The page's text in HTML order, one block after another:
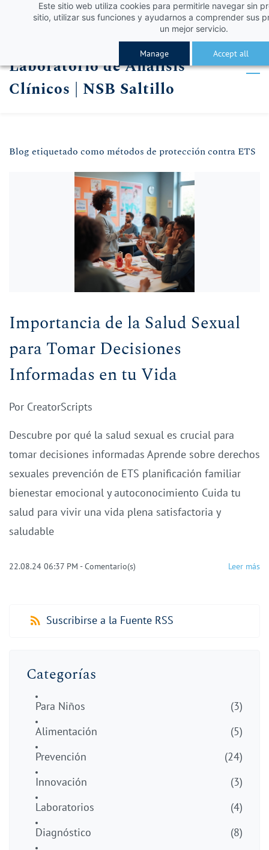
Este sitio web utiliza cookies para permitirle navegar sin
sitio, utilizar sus funciones y ayudarnos a comprender sus
un mejor servicio.
Manage Accept all
content
Iniciar sesión
Registro
Laboratorio de Análisis
Clínicos | NSB Saltillo
Blog etiquetado como métodos de protección contra ETS
Importancia de la Salud Sexual
para Tomar Decisiones
Informadas en tu Vida
Por CreatorScripts
Descubre por qué la salud sexual es crucial para
tomar decisiones informadas Aprende sobre derechos
sexuales prevención de ETS planificación familiar
bienestar emocional y autoconocimiento Cuida tu
salud para vivir una vida plena satisfactoria y
saludable
22.08.24 06:37 PM -Comentario(s) Leer más
Suscribirse a la Fuente RSS
Categorías
Para Niños
(3)
Alimentación
(5)
Prevención
(24)
Innovación
(3)
Laboratorios
(4)
Diagnóstico
(8)
¡Obtén un 10% de descuento con el código